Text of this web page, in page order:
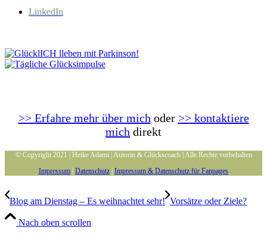
LinkedIn
>> Erfahre mehr über mich oder >> kontaktiere
mich direkt
© Copyright 2021 | Heike Adami | Autorin & Glückscoach | Alle Rechte vorbehalten
Impressum Datenschutz Impressum & Datenschutz für Fanpages
Blog am Dienstag – Es weihnachtet sehr! Vorsätze oder Ziele?
Nach oben scrollen